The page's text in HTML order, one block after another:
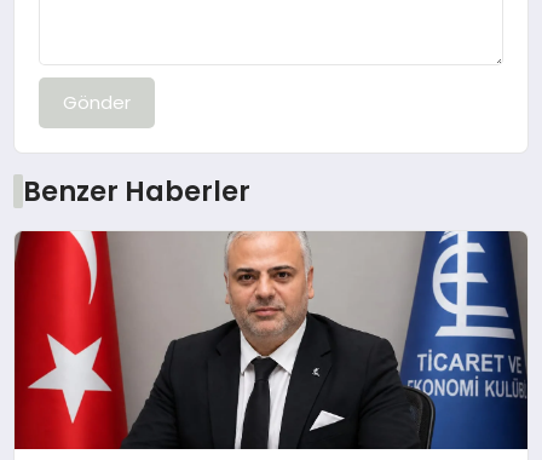
Gönder
Benzer Haberler